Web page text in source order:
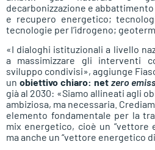
decarbonizzazione e
e recupero energetico;
tecnologie per l’idrogeno;
«I dialoghi istituzionali a livello
a massimizzare gli interventi
sviluppo condivisi», aggiunge
un obiettivo chiaro: net zero
già al 2030: «Siamo allineati agli
ambiziosa, ma necessaria.
elemento fondamentale per la
mix energetico, cioè un “vettore
ma anche un “vettore energetico